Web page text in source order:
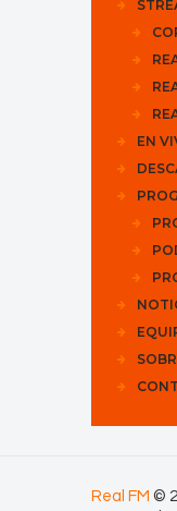
EN
Real FM ©